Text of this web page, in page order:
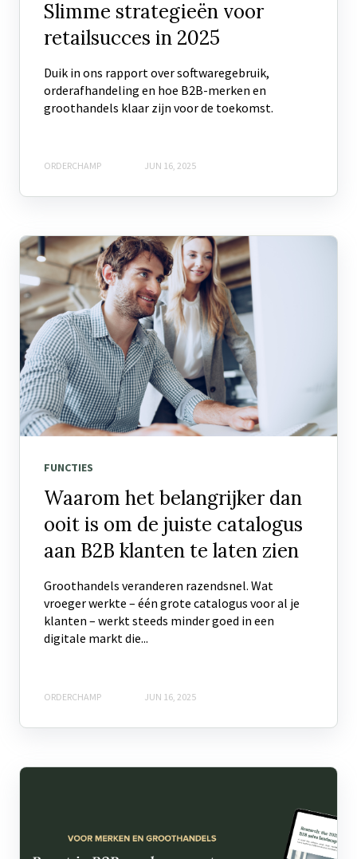
Slimme strategieën voor
retailsucces in 2025
Duik in ons rapport over softwaregebruik,
orderafhandeling en hoe B2B-merken en
groothandels klaar zijn voor de toekomst.
ORDERCHAMP JUN 16, 2025
FUNCTIES
Waarom het belangrijker dan
ooit is om de juiste catalogus
aan B2B klanten te laten zien
Groothandels veranderen razendsnel. Wat
vroeger werkte – één grote catalogus voor al je
klanten – werkt steeds minder goed in een
digitale markt die...
ORDERCHAMP JUN 16, 2025